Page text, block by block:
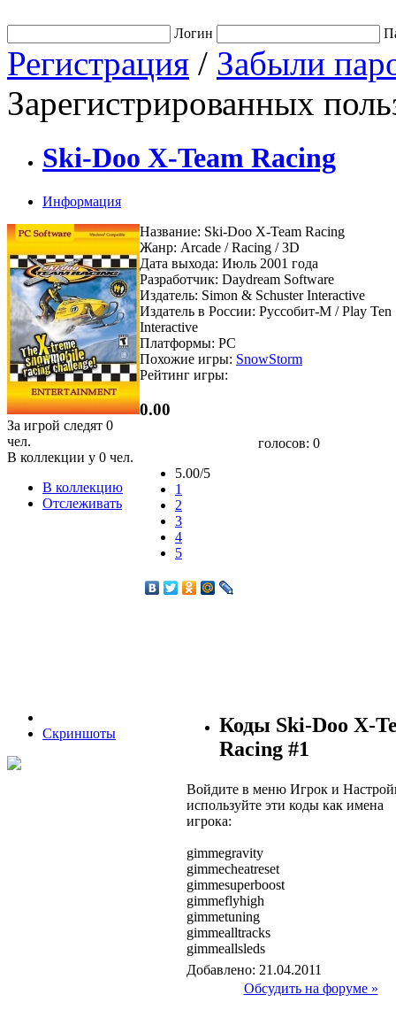
Логин
Регистрация / Забыли
Зарегистрированных
Ski-Doo X-Team Racing
Информация
За игрой следят 0
чел.
В коллекции у 0 чел.
В коллекцию
Отслеживать
Название: Ski-Doo X-Team Racing
Жанр: Arcade / Racing / 3D
Дата выхода: Июль 2001 года
Разработчик: Daydream Software
Издатель: Simon & Schuster Interactive
Издатель в России: Руссобит-М / Play Ten
Interactive
Платформы: PC
Похожие игры: SnowStorm
Рейтинг игры:
0.00
голосов: 0
5.00/5
1
2
3
4
5
Скриншоты
Коды Ski-Doo X-
Racing #1
Войдите в меню Игрок и
используйте эти коды как имена
игрока:
gimmegravity
gimmecheatreset
gimmesuperboost
gimmeflyhigh
gimmetuning
gimmealltracks
gimmeallsleds
Добавлено: 21.04.2011
Обсудить на форуме »